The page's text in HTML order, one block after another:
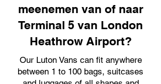
meenemen van of naar
Terminal 5 van London
Heathrow Airport?
Our Luton Vans can fit anywhere
between 1 to 100 bags, suitcases